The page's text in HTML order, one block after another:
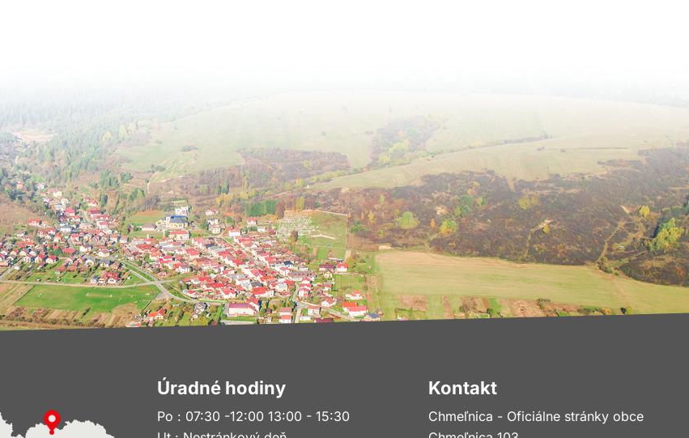
Úradné hodiny
Po : 07:30 -12:00 13:00 - 15:30
Kontakt
Chmeľnica - Oficiálne stránky obce